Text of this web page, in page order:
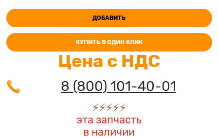
ДОБАВИТЬ
КУПИТЬ В ОДИН КЛИК
Цена с НДС
8 (800) 101-40-01
⚡️⚡️⚡️⚡️⚡️
эта запчасть
в наличии